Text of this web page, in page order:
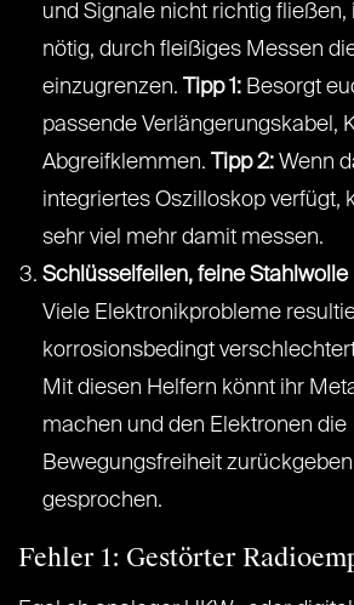
und Signale nicht richtig fließen,
nötig, durch fleißiges Messen
einzugrenzen.
Tipp 1: Besorgt
passende Verlängerungskabel,
Abgreifklemmen.
Tipp 2: Wenn
integriertes Oszilloskop verfügt,
sehr viel mehr damit messen.
Schlüsselfeilen, feine
Viele Elektronikprobleme
korrosionsbedingt
Mit diesen Helfern könnt ihr
machen und den Elektronen die
Bewegungsfreiheit
gesprochen.
Fehler 1: Gestörter